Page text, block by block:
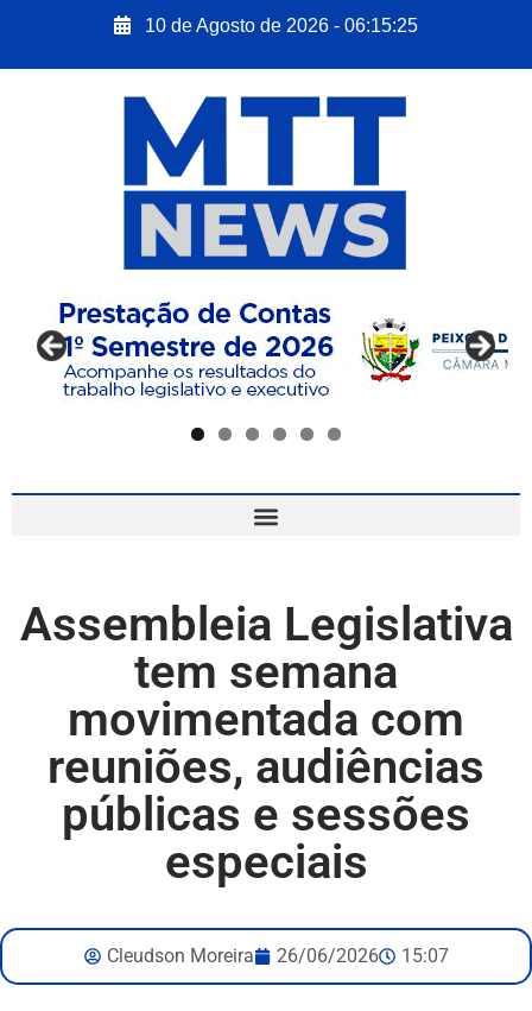
10 de Agosto de 2026 - 06:15:26
Assembleia Legislativa
tem semana
movimentada com
reuniões, audiências
públicas e sessões
especiais
Cleudson Moreira 26/06/2026 15:07